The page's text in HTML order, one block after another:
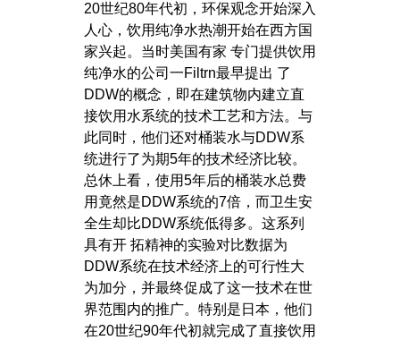
20世纪80年代初，环保观念开始深入
人心，饮用纯净水热潮开始在西方国
家兴起。当时美国有家 专门提供饮用
纯净水的公司一Filtrn最早提出 了
DDW的概念，即在建筑物内建立直
接饮用水系统的技术工艺和方法。与
此同时，他们还对桶装水与DDW系
统进行了为期5年的技术经济比较。
总休上看，使用5年后的桶装水总费
用竟然是DDW系统的7倍，而卫生安
全生却比DDW系统低得多。这系列
具有开 拓精神的实验对比数据为
DDW系统在技术经济上的可行性大
为加分，并最终促成了这一技术在世
界范围内的推广。特别是日本，他们
在20世纪90年代初就完成了直接饮用